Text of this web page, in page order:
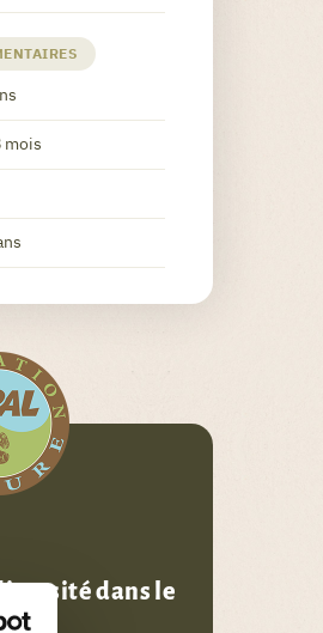
mois
dans le